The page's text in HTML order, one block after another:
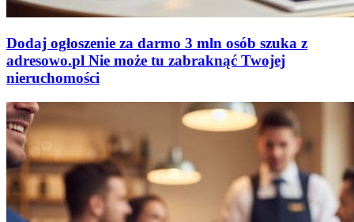
Dodaj ogłoszenie za darmo 3 mln osób szuka z
adresowo.pl Nie może tu zabraknąć Twojej
nieruchomości